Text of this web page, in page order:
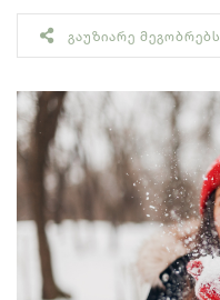
ᲒᲐᲣᲖᲘᲐᲠᲔ ᲛᲔᲒᲝᲑᲠᲔᲑᲡ